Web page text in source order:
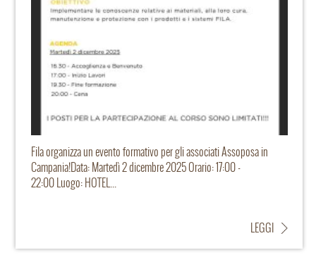
Fila organizza un evento formativo per gli associati Assoposa in
Campania!Data: Martedì 2 dicembre 2025 Orario: 17:00 -
22:00 Luogo: HOTEL...
LEGGI